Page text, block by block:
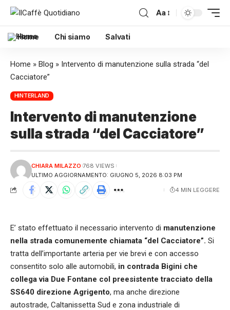
Aa
Home Chi siamo Salvati
Home » Blog » Intervento di manutenzione sulla strada “del
Cacciatore”
HINTERLAND
Intervento di manutenzione
sulla strada “del Cacciatore”
ULTIMO AGGIORNAMENTO: GIUGNO 5, 2026 8:03 PM
CHIARA MILAZZO 768 VIEWS
4 MIN LEGGERE
E’ stato effettuato il necessario intervento di manutenzione
nella strada comunemente chiamata “del Cacciatore”. Si
tratta dell’importante arteria per vie brevi e con accesso
consentito solo alle automobili, in contrada Bigini che
collega via Due Fontane col preesistente tracciato della
SS640 direzione Agrigento, ma anche direzione
autostrade, Caltanissetta Sud e zona industriale di